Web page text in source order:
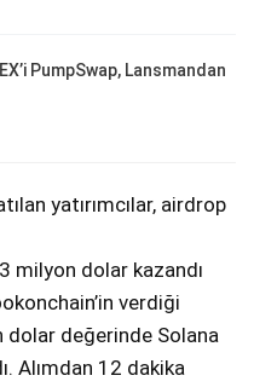
PumpSwap, Lansmandan
yatırımcılar, airdrop
milyon dolar kazandı
verdiği
dolar değerinde Solana
Alımdan 12 dakika